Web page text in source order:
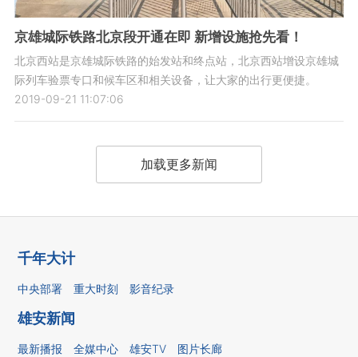
京雄城际铁路北京段开通在即 新增设施抢先看！
北京西站是京雄城际铁路的始发站和终点站，北京西站增设京雄城
际列车验票专口和候车区和相关设备，让大家的出行更便捷。
2019-09-21 11:07:06
加载更多新闻
千年大计
中央部署 重大时刻 影音纪录
雄安新闻
最新播报 全媒中心 雄安TV 图片长廊